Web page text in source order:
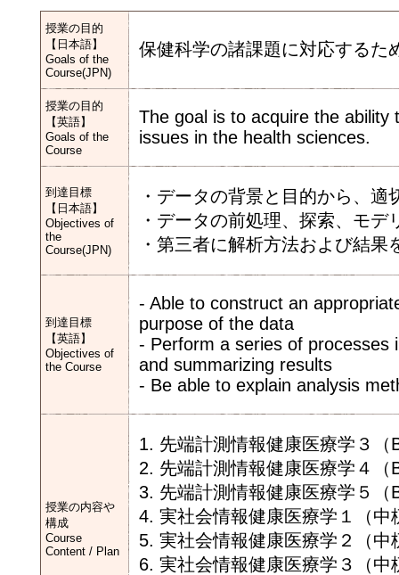
授業の目的
【日本語】
Goals of the
Course(JPN)
保健科学の諸課題に対応するた
授業の目的
【英語】
Goals of the
Course
The goal is to acquire the
issues in the health sciences.
到達目標
【日本語】
Objectives of
the
Course(JPN)
・データの背景と目的から、
・データの前処理、探索、モ
・第三者に解析方法および結果
到達目標
【英語】
Objectives of
the Course
- Able to construct an
purpose of the data
- Perform a series of processes
and summarizing results
- Be able to explain analysis
授業の内容や
構成
Course
Content / Plan
1. 先端計測情報健康医療学３（
2. 先端計測情報健康医療学４（
3. 先端計測情報健康医療学５（
4. 実社会情報健康医療学１（中
5. 実社会情報健康医療学２（中
6. 実社会情報健康医療学３（中